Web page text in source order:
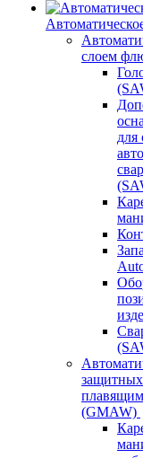
слоем
для
защитных
(GMAW)